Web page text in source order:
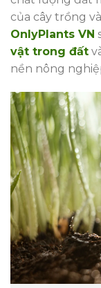
của cây trồng
OnlyPlants VN
vật trong đất
nền nông